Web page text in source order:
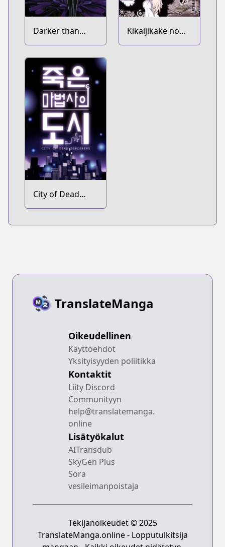
Darker than
Black: Shikkoku
no Hana
Kikaijikake no
Merdina
City of Dead
Sorcerers
TranslateManga
Oikeudellinen
Käyttöehdot
Yksityisyyden poliitikka
Kontaktit
Liity Discord
Communityyn
help@translatemanga.
online
Lisätyökalut
AITransdub
SkyGen Plus
Sora
vesileimanpoistaja
Tekijänoikeudet © 2025
TranslateManga.online - Lopputulkitsija